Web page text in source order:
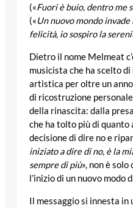
(«Fuori è buio, dentro me
(«Un nuovo mondo
felicità, io sospiro la
Dietro il nome Melmeat
musicista che ha scelto
artistica per oltre un
di ricostruzione
della rinascita: dalla
che ha tolto più di quanto
decisione di dire no e
iniziato a dire di no, è la
sempre di più», non è solo
l’inizio di un nuovo modo
Il messaggio si innesta